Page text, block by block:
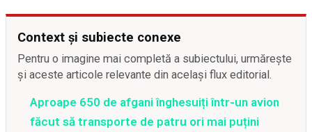
Context și subiecte conexe
Pentru o imagine mai completă a subiectului, urmărește
și aceste articole relevante din același flux editorial.
Aproape 650 de afgani înghesuiți într-un avion
făcut să transporte de patru ori mai puțini